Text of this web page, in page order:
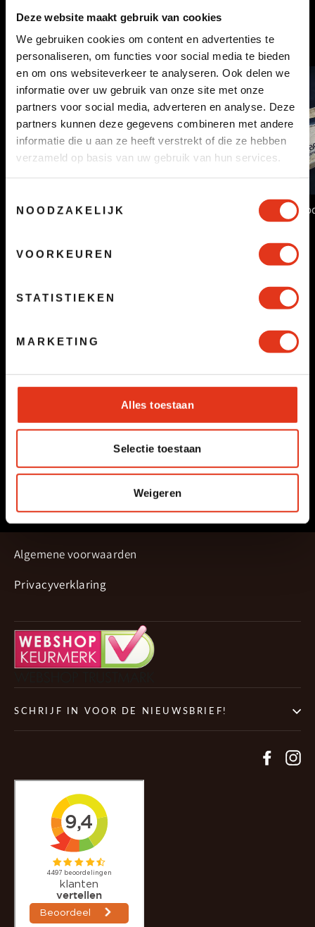
Deze website maakt gebruik van cookies
We gebruiken cookies om content en advertenties te
personaliseren, om functies voor social media te bieden
en om ons websiteverkeer te analyseren. Ook delen we
informatie over uw gebruik van onze site met onze
partners voor social media, adverteren en analyse. Deze
partners kunnen deze gegevens combineren met andere
informatie die u aan ze heeft verstrekt of die ze hebben
verzameld op basis van uw gebruik van hun services.
NOODZAKELIJK
VOORKEUREN
STATISTIEKEN
MARKETING
Alles toestaan
Selectie toestaan
Weigeren
Besteltip!
Broodmes &
Algemene voorwaarden
Privacyverklaring
SCHRIJF IN VOOR DE NIEUWSBRIEF!